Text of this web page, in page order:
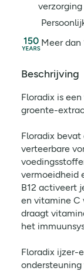
verzorging
Meer dan
Beschrijving
Floradix is
groente-
Floradix
verteerbare
vermoeidheid
B12 activeert
en vitamine C
draagt
het
Floradix ijzer-